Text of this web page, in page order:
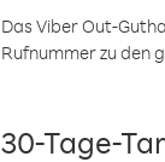
Das Viber Out-
Rufnummer zu den
30-Tage-